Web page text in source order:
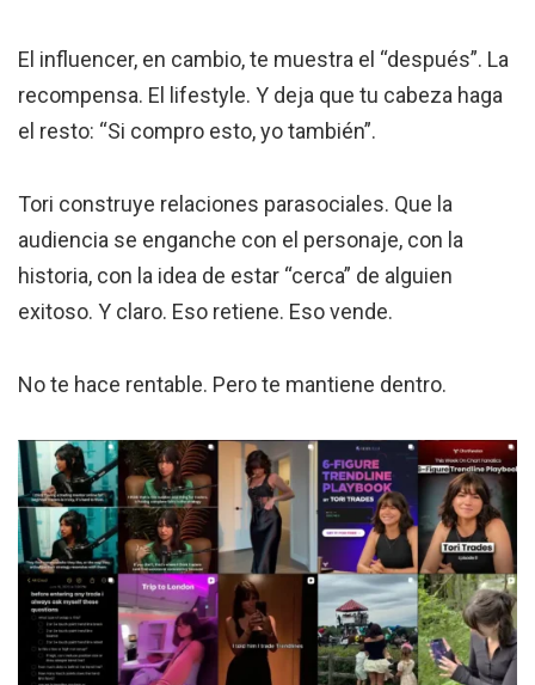
El influencer, en cambio, te muestra el “después”. La
recompensa. El lifestyle. Y deja que tu cabeza haga
el resto: “Si compro esto, yo también”.
Tori construye relaciones parasociales. Que la
audiencia se enganche con el personaje, con la
historia, con la idea de estar “cerca” de alguien
exitoso. Y claro. Eso retiene. Eso vende.
No te hace rentable. Pero te mantiene dentro.